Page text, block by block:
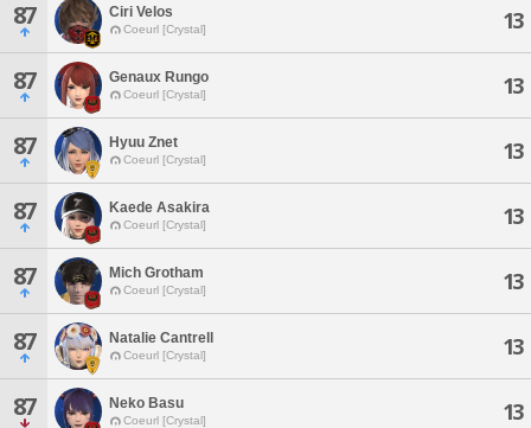
87 Ciri Velos
Coeurl [Crystal] 13
87 Genaux Rungo
Coeurl [Crystal] 13
87 Hyuu Znet
Coeurl [Crystal] 13
87 Kaede Asakira
Coeurl [Crystal] 13
87 Mich Grotham
Coeurl [Crystal] 13
87 Natalie Cantrell
Coeurl [Crystal] 13
87 Neko Basu
Coeurl [Crystal] 13